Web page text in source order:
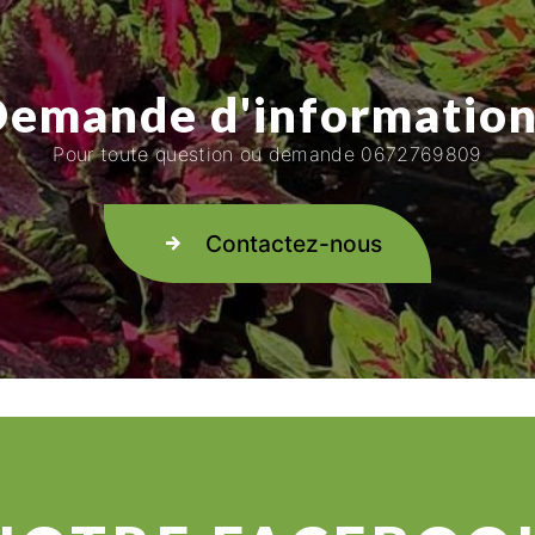
Pour toute question ou demande 0672769809
Contactez-nous